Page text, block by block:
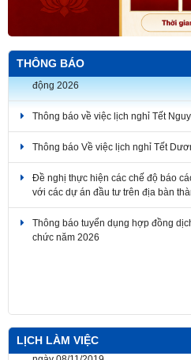
THÔNG BÁO
Thông báo về việc lịch nghỉ Tết
Thông báo Về việc lịch nghỉ Tết
Đề nghị thực hiện các chế độ báo
với các dự án đầu tư trên địa bàn
Thông báo tuyển dụng hợp đồng
chức năm 2026
Thông báo về thời gian nghỉ lễ Giỗ
LỊCH LÀM VIỆC